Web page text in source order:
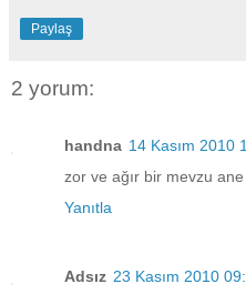
Paylaş
2 yorum:
handna 14 Kasım 2010
zor ve ağır bir mevzu ane
Yanıtla
Adsız 23 Kasım 2010